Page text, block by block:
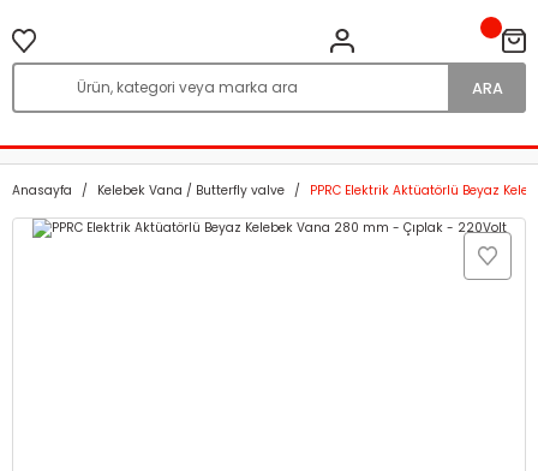
ARA
Anasayfa Kelebek Vana / Butterfly valve PPRC Elektrik Aktüatörlü Beyaz